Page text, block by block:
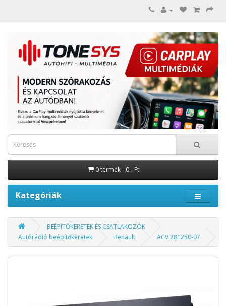
0 termék - 0.- Ft
Kategóriák
BEÉPÍTŐKERETEK ÉS CSATLAKOZÓK
Autórádió beépítőkeretek
Renault ACV 281250-07